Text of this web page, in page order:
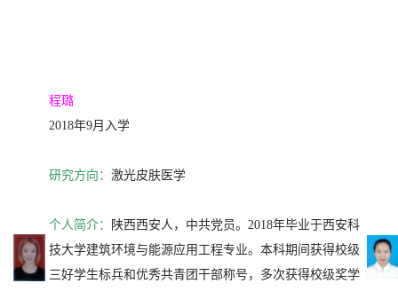
程璐
2018年9月入学
研究方向： 激光皮肤医学
个人简介：
陕西西安人，中共党员。2018年毕业于西安科
技大学建筑环境与能源应用工程专业。本科期间获得校级
三好学生标兵和优秀共青团干部称号，多次获得校级奖学